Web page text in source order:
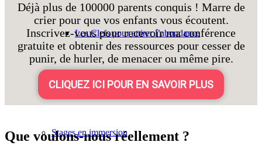
Les Clefs pour attirer l’abondance
Coaching personnalisé
Stages en immersion
Déjà plus de 100000 parents conquis ! Marre de
crier pour que vos enfants vous écoutent.
Inscrivez-vous pour recevoir ma conférence
gratuite et obtenir des ressources pour cesser de
punir, de hurler, de menacer ou même pire.
CLIQUEZ ICI POUR EN SAVOIR PLUS
Que voulons-nous réellement ?